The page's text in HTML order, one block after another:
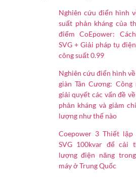
Nghiên cứu điển hình
suất phản kháng của
điểm CoEpower:
SVG + Giải pháp tụ
công suất 0.99
Nghiên cứu điển hình
giàn Tân Cương: Công
giải quyết các vấn đề
phản kháng và giảm
lượng như thế nào
Coepower 3 Thiết lập
SVG 100kvar để cải
lượng điện năng
máy ở Trung Quốc